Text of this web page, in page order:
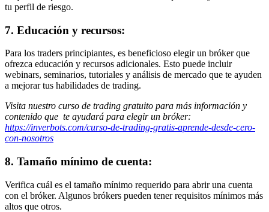
tu perfil de riesgo.
7. Educación y recursos:
Para los traders principiantes, es beneficioso elegir un bróker que
ofrezca educación y recursos adicionales. Esto puede incluir
webinars, seminarios, tutoriales y análisis de mercado que te ayuden
a mejorar tus habilidades de trading.
Visita nuestro curso de trading gratuito para más información y
contenido que te ayudará para elegir un bróker:
https://inverbots.com/curso-de-trading-gratis-aprende-desde-cero-
con-nosotros
8. Tamaño mínimo de cuenta:
Verifica cuál es el tamaño mínimo requerido para abrir una cuenta
con el bróker. Algunos brókers pueden tener requisitos mínimos más
altos que otros.